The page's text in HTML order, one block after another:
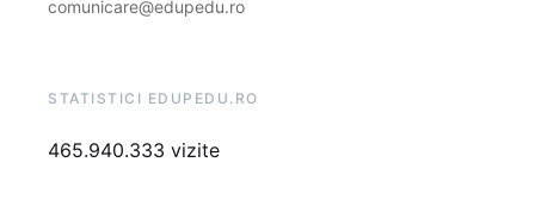
comunicare@edupedu.ro
STATISTICI EDUPEDU.RO
465.940.333 vizite